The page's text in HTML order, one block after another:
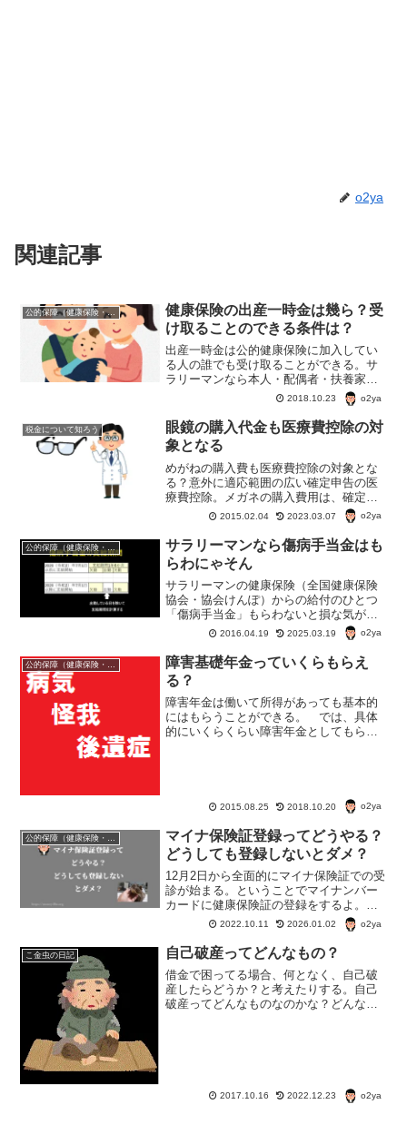
o2ya
関連記事
公的保障（健康保険・年金・雇用保険・生活保護・災害時の補償）
健康保険の出産一時金は幾ら？受
け取ることのできる条件は？
出産一時金は公的健康保険に加入してい
る人の誰でも受け取ることができる。サ
ラリーマンなら本人・配偶者・扶養家族
でも受け取ることができる。自営業など
の場合は本人の国民健康保険から支払わ
れる。健康保険の出産一時金について調
べてみよう。
2018.10.23 o2ya
税金について知ろう
眼鏡の購入代金も医療費控除の対
象となる
めがねの購入費も医療費控除の対象とな
る？意外に適応範囲の広い確定申告の医
療費控除。メガネの購入費用は、確定申
告の医療費控除の対象になるか？条件付
きで医療費控除の対象になることもある
ようだ。
2015.02.04 2023.03.07 o2ya
サラリーマンなら傷病手当金はも
らわにゃそん
サラリーマンの健康保険（全国健康保険
協会・協会けんぽ）からの給付のひとつ
「傷病手当金」もらわないと損な気がす
る。けどどんな場合に「傷病手当金」っ
て受け取ることができるんだろう？どの
くらいの金額受け取れる？ 受け取れる
期間はどのくらい？
2016.04.19 2025.03.19 o2ya
公的保障（健康保険・年金・雇用保険・生活保護・災害時の補償）
障害基礎年金っていくらもらえ
る？
障害年金は働いて所得があっても基本的
にはもらうことができる。 では、具体
的にいくらくらい障害年金としてもらう
2015.08.25 2018.10.20 o2ya
マイナ保険証登録ってどうやる？
どうしても登録しないとダメ？
12月2日から全面的にマイナ保険証での受
診が始まる。ということでマイナンバー
カードに健康保険証の登録をするよ。で
も、マインバーカードを持っていない人
とか、どうしてもマイナ保険証を使いた
くない人とかはどうしたらいいのかな？
って事も調べてみた。
2022.10.11 2026.01.02 o2ya
こ金虫の日記 自己破産ってどんなもの？
借金で困ってる場合、何となく、自己破
産したらどうか？と考えたりする。自己
破産ってどんなものなのかな？どんな借
2017.10.16 2022.12.23 o2ya